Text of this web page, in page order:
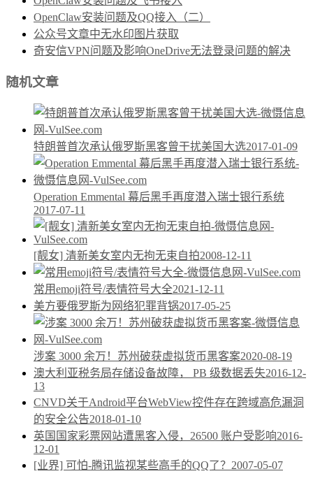
OpenClaw安装问题及QQ接入（二）
公众号文章中无水印图片获取
奇安信VPN问题及影响OneDrive无法登录问题的解决
随机文章
特朗普首次承认俄罗斯黑客曾干扰美国大选2017-01-09
Operation Emmental 幕后黑手再度潜入瑞士银行系统
2017-07-11
[靓女] 清新美女室内无拘无束自拍2008-12-11
常用emoji符号/表情符号大全2021-12-11
美方要俄罗斯为网络犯罪背锅2017-05-25
涉案 3000 余万！苏州破获虚拟货币黑客案2020-08-19
澳大利亚税务局存储设备故障， PB 级数据丢失2016-12-
13
CNVD关于Android平台WebView控件存在跨域高危漏洞
的安全公告2018-01-10
英国国家彩票网站遭黑客入侵，26500 账户受影响2016-
12-01
[业界] 可怕-腾讯监视某些高手的QQ了？ 2007-05-07